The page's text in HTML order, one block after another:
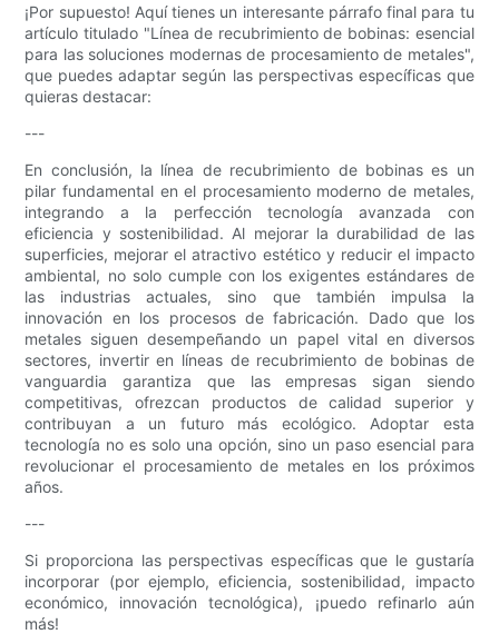
¡Por supuesto! Aquí tienes un interesante párrafo final para tu
artículo titulado "Línea de recubrimiento de bobinas: esencial
para las soluciones modernas de procesamiento de metales",
que puedes adaptar según las perspectivas específicas que
quieras destacar:
---
En conclusión, la línea de recubrimiento de bobinas es un
pilar fundamental en el procesamiento moderno de metales,
integrando a la perfección tecnología avanzada con
eficiencia y sostenibilidad. Al mejorar la durabilidad de las
superficies, mejorar el atractivo estético y reducir el impacto
ambiental, no solo cumple con los exigentes estándares de
las industrias actuales, sino que también impulsa la
innovación en los procesos de fabricación. Dado que los
metales siguen desempeñando un papel vital en diversos
sectores, invertir en líneas de recubrimiento de bobinas de
vanguardia garantiza que las empresas sigan siendo
competitivas, ofrezcan productos de calidad superior y
contribuyan a un futuro más ecológico. Adoptar esta
tecnología no es solo una opción, sino un paso esencial para
revolucionar el procesamiento de metales en los próximos
años.
---
Si proporciona las perspectivas específicas que le gustaría
incorporar (por ejemplo, eficiencia, sostenibilidad, impacto
económico, innovación tecnológica), ¡puedo refinarlo aún
más!